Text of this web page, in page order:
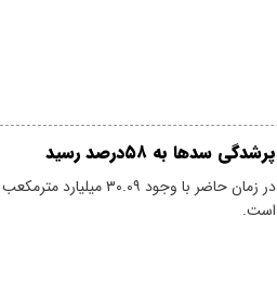
پرشدگی سدها به ۵۸درصد رسید
است.